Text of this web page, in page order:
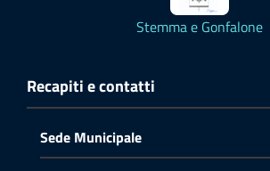
Stemma e Gonfalone
Recapiti e contatti
Sede Municipale